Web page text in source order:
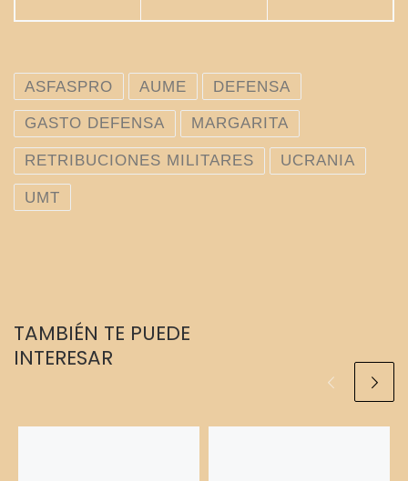
ASFASPRO AUME DEFENSA
GASTO DEFENSA MARGARITA
RETRIBUCIONES MILITARES UCRANIA
UMT
TAMBIÉN TE PUEDE
INTERESAR